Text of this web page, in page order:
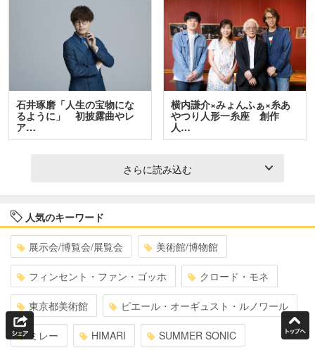
石井琢磨「人生の宝物にな
るように」 初披露曲やレ
ア…
横内謙介×みょんふぁ×糸あ
やつり人形一糸座 創作
人…
さらに読み込む
人気のキーワード
展示会/博覧会/展覧会 美術館/博物館
フィンセント・ファン・ゴッホ クロード・モネ
東京都美術館 ピエール・オーギュスト・ルノワール
ミレー HIMARI SUMMER SONIC